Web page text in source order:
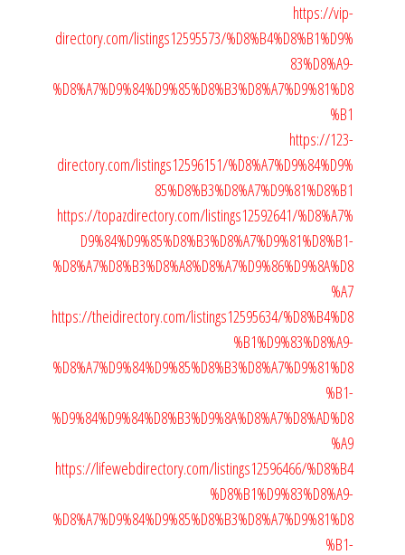
https://vip-
directory.com/listings12595573/%D8%B4%D8%B1%D9%
83%D8%A9-
%D8%A7%D9%84%D9%85%D8%B3%D8%A7%D9%81%D8
%B1
https://123-
directory.com/listings12596151/%D8%A7%D9%84%D9%
85%D8%B3%D8%A7%D9%81%D8%B1
https://topazdirectory.com/listings12592641/%D8%A7%
D9%84%D9%85%D8%B3%D8%A7%D9%81%D8%B1-
%D8%A7%D8%B3%D8%A8%D8%A7%D9%86%D9%8A%D8
%A7
https://theidirectory.com/listings12595634/%D8%B4%D8
%B1%D9%83%D8%A9-
%D8%A7%D9%84%D9%85%D8%B3%D8%A7%D9%81%D8
%B1-
%D9%84%D9%84%D8%B3%D9%8A%D8%A7%D8%AD%D8
%A9
https://lifewebdirectory.com/listings12596466/%D8%B4
%D8%B1%D9%83%D8%A9-
%D8%A7%D9%84%D9%85%D8%B3%D8%A7%D9%81%D8
%B1-